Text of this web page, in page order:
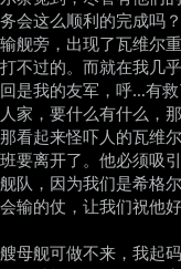
会这么顺利的完成吗
舰旁，出现了瓦维尔
不过的。而就在我几
是我的友军，呼…有
家，要什么有什么，
看起来怪吓人的瓦维
要离开了。他必须吸
队，因为我们是希格
输的仗，让我们祝他
母舰可做不来，我起